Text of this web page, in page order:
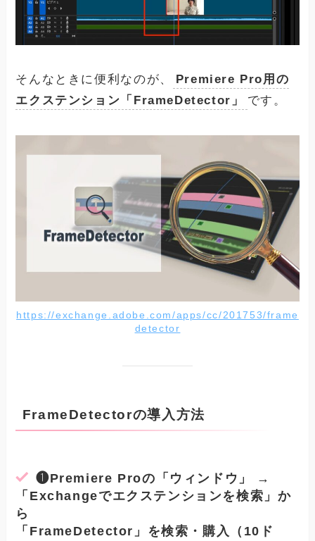
そんなときに便利なのが、
Premiere Pro用の
エクステンション「FrameDetector」
です。
https://exchange.adobe.com/apps/cc/201753/frame
detector
FrameDetectorの導入方法
❶Premiere Proの「ウィンドウ」 →
「Exchangeでエクステンションを検索」か
ら
「FrameDetector」を検索・購入（10ド